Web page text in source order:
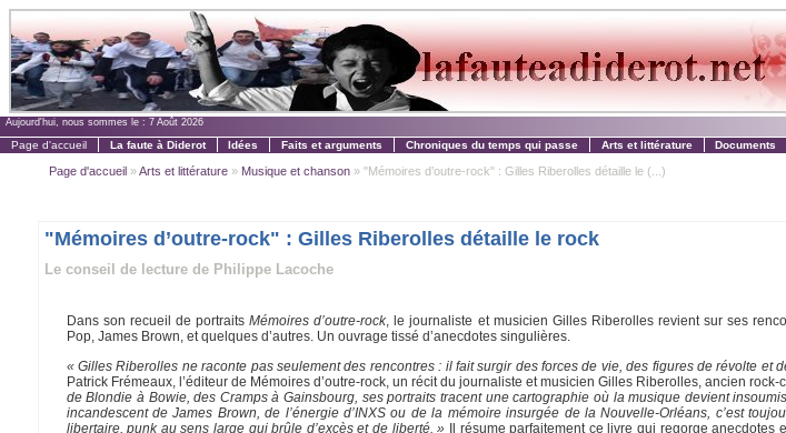
Aujourd'hui, nous sommes le : 7 Août 2026
Page d'accueil La faute à Diderot Idées Faits et arguments Chroniques du temps qui passe Arts et littérature Documents
Page d'accueil»Arts et littérature» Musique et chanson» "Mémoires d’outre-rock" : Gilles Riberolles détaille le (...)
"Mémoires d’outre-rock" : Gilles Riberolles détaille le rock
Le conseil de lecture de Philippe Lacoche
Dans son recueil de portraitsMémoires d’outre-rock, le journaliste et musicien Gilles Riberolles revient sur ses
Pop, James Brown, et quelques d’autres. Un ouvrage tissé d’anecdotes singulières.
« Gilles Riberolles ne raconte pas seulement des rencontres : il fait surgir des forces de vie, des figures de révolte et
Patrick Frémeaux, l’éditeur de Mémoires d’outre-rock, un récit du journaliste et musicien Gilles Riberolles, ancien rock-
de Blondie à Bowie, des Cramps à Gainsbourg, ses portraits tracent une cartographie où la musique devient
incandescent de James Brown, de l’énergie d’INXS ou de la mémoire insurgée de la Nouvelle-Orléans, c’est
libertaire, punk au sens large qui brûle d’excès et de liberté. » Il résume parfaitement ce livre qui regorge anecdotes